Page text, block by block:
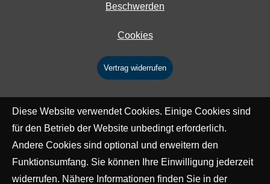
Beschwerden
Cookies
Vertrag widerrufen
Diese Website verwendet Cookies. Einige Cookies sind
für den Betrieb der Website unbedingt erforderlich.
Andere Cookies sind optional und erweitern den
Funktionsumfang. Sie können Ihre Einwilligung jederzeit
widerrufen. Nähere Informationen finden Sie in der